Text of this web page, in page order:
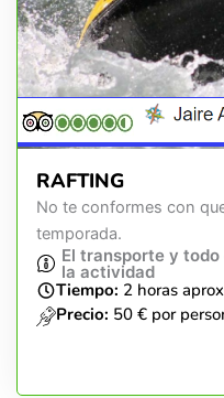
RAFTING
No te conformes con
temporada.
El transporte y
la actividad
Tiempo: 2 horas
Precio: 50 € por